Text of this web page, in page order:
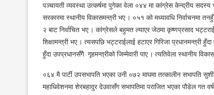
पञ्चायती व्यवस्था उत्कर्षमा पुगेका वेला ०४४ मा कांग्रेस केन्द्रीय सदस्य
सरकारमा स्थानीय विकासमन्त्री भए । ०५१ को मध्यावधि निर्वाचनमा
२ बाट निर्वाचित भए । कांग्रेसले बहुमत ल्याएर जेठमा कृष्णप्रसाद
शिक्षामन्त्री भए । त्यसपछि भट्टराईलाई हटाएर गिरिजा प्रधानमन्त्री
हुँदा उपप्रधानसँगै गृहमन्त्रीको जिम्मेवारी पाए । त्यतिवेला स्थानीय
०६४ मै पार्टी उपसभापति भएका उनी ०७२ माघमा तत्कालीन सभापति
महाधिवेशनमा शेरबहादुर देउवासँग सभापतिमा पराजित भएका पौडेल गत